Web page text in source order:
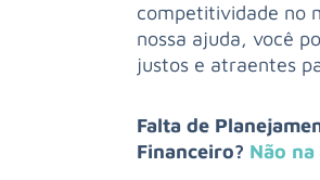
competitividade no
nossa ajuda, você
justos e atraentes
Falta de
Financeiro? Não